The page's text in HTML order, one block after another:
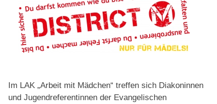
Im LAK „Arbeit mit Mädchen“ treffen sich Diakoninnen
und Jugendreferentinnen der Evangelischen